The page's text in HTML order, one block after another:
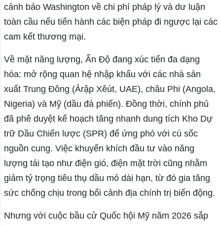
cảnh báo Washington về chi phí pháp lý và dư luận
toàn cầu nếu tiến hành các biện pháp đi ngược lại các
cam kết thương mại.
Về mặt năng lượng, Ấn Độ đang xúc tiến đa dạng
hóa: mở rộng quan hệ nhập khẩu với các nhà sản
xuất Trung Đông (Ảrập Xêút, UAE), châu Phi (Angola,
Nigeria) và Mỹ (dầu đá phiến). Đồng thời, chính phủ
đã phê duyệt kế hoạch tăng nhanh dung tích Kho Dự
trữ Dầu Chiến lược (SPR) để ứng phó với cú sốc
nguồn cung. Việc khuyến khích đầu tư vào năng
lượng tái tạo như điện gió, điện mặt trời cũng nhằm
giảm tỷ trọng tiêu thụ dầu mỏ dài hạn, từ đó gia tăng
sức chống chịu trong bối cảnh địa chính trị biến động.
Nhưng với cuộc bầu cử Quốc hội Mỹ năm 2026 sắp